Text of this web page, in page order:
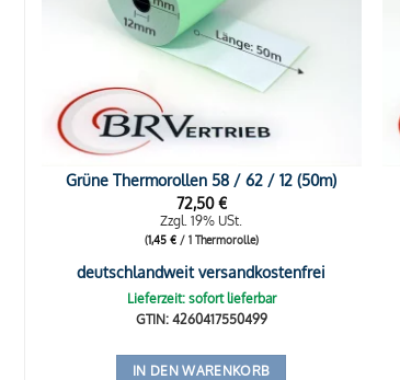
Grüne Thermorollen 58 / 62 / 12 (50m)
72,50€
Zzgl. 19% USt.
(1,45 €/ 1 Thermorolle)
deutschlandweit versandkostenfrei
Lieferzeit: sofort lieferbar
GTIN: 4260417550499
IN DEN WARENKORB